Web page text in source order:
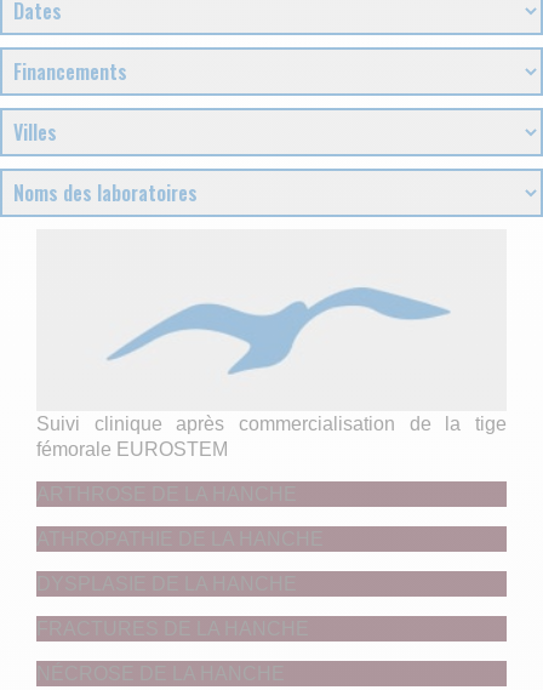
Suivi clinique après commercialisation de la tige
fémorale EUROSTEM